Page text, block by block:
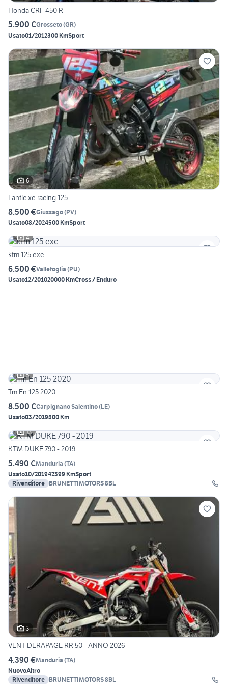
Honda CRF 450 R
5.900 €Grosseto(GR)
Usato01/2012300 KmSport
6
Fantic xe racing 125
8.500 €Giussago(PV)
Usato08/2024500 KmSport
4
ktm 125 exc
6.500 €Vallefoglia (PU)
Usato12/201020000 KmCross / Enduro
5
Tm En 125 2020
8.500 €Carpignano Salentino(LE)
Usato03/2019500 Km
13
KTM DUKE 790 - 2019
5.490 €Manduria (TA)
Usato10/201942399 KmSport
Rivenditore BRUNETTIMOTORS 8BL
3
VENT DERAPAGE RR 50 - ANNO 2026
4.390 €Manduria (TA)
NuovoAltro
Rivenditore BRUNETTIMOTORS 8BL